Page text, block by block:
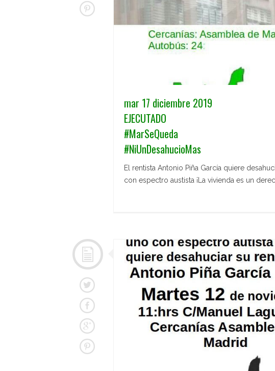
mar 17 diciembre 2019
EJECUTADO
#MarSeQueda
#NiUnDesahucioMas
El rentista Antonio Piña García quiere
con espectro austista ¡La vivienda es un